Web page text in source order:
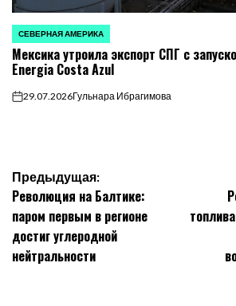
ОПУБЛИКОВАНО
В
СЕВЕРНАЯ АМЕРИКА
Мексика утроила экспорт СПГ с
Energia Costa Azul
on29.07.2026Гульнара Ибрагимова
Навигация
по
записям
Предыдущая:
Революция на Балтике:
паром первым в регионе
достиг углеродной
нейтральности